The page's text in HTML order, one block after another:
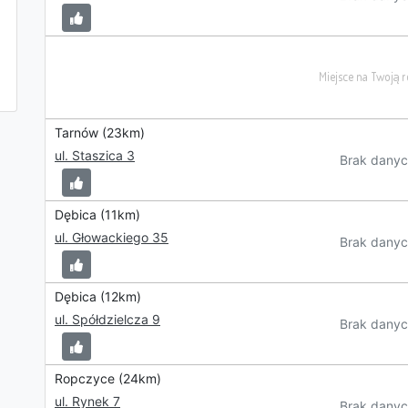
Tarnów (23km)
ul. Staszica 3
Brak
Dębica (11km)
ul. Głowackiego 35
Brak
Dębica (12km)
ul. Spółdzielcza 9
Brak
Ropczyce (24km)
ul. Rynek 7